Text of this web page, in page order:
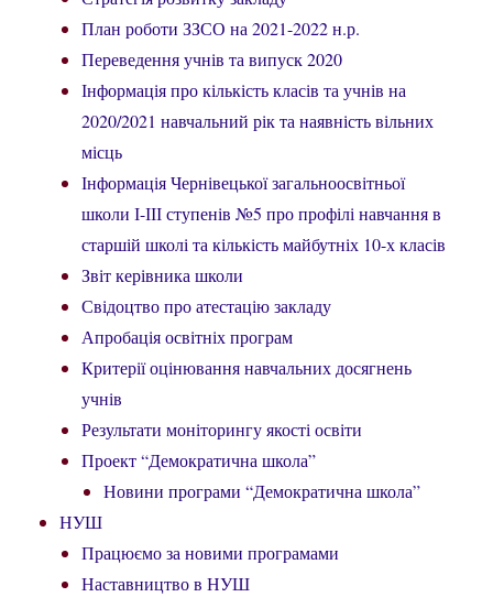
План роботи ЗЗСО на 2021-2022 н.р.
Переведення учнів та випуск 2020
Інформація про кількість класів та учнів на
2020/2021 навчальний рік та наявність вільних
місць
Інформація Чернівецької загальноосвітньої
школи І-ІІІ ступенів №5 про профілі навчання в
старшій школі та кількість майбутніх 10-х класів
Звіт керівника школи
Свідоцтво про атестацію закладу
Апробація освітніх програм
Критерії оцінювання навчальних досягнень
учнів
Результати моніторингу якості освіти
Проект “Демократична школа”
Новини програми “Демократична школа”
НУШ
Працюємо за новими програмами
Наставництво в НУШ